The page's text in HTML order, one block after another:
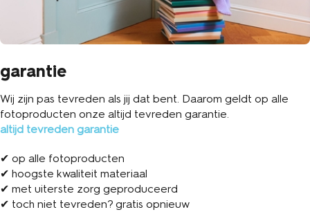
garantie
Wij zijn pas tevreden als jij dat bent. Daarom geldt op alle
fotoproducten onze altijd tevreden garantie.
altijd tevreden garantie
✔ op alle fotoproducten
✔ hoogste kwaliteit materiaal
✔ met uiterste zorg geproduceerd
✔ toch niet tevreden? gratis opnieuw